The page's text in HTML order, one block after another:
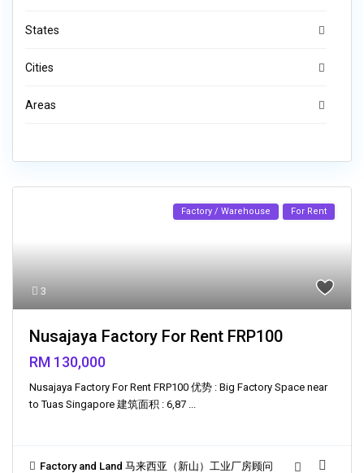
States
Cities
Areas
3
Factory / Warehouse For Rent
Nusajaya Factory For Rent FRP100
RM 130,000
Nusajaya Factory For Rent FRP100 优势 : Big Factory Space near
to Tuas Singapore 建筑面积 : 6,87
Factory and Land 马来西亚（新山）工业厂房顾问